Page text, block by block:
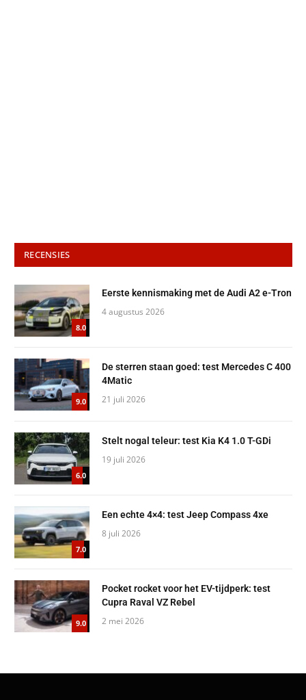
RECENSIES
8.0
Eerste kennismaking met de Audi A2 e-Tron
4 augustus 2026
9.0
De sterren staan goed: test Mercedes C 400
4Matic
21 juli 2026
6.0
Stelt nogal teleur: test Kia K4 1.0 T-GDi
19 juli 2026
7.0
Een echte 4×4: test Jeep Compass 4xe
8 juli 2026
9.0
Pocket rocket voor het EV-tijdperk: test
Cupra Raval VZ Rebel
2 mei 2026